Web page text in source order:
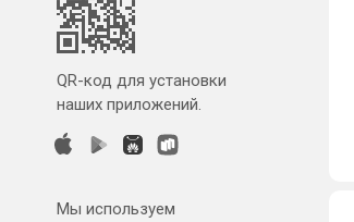
QR-код для установки
наших приложений.
Мы используем